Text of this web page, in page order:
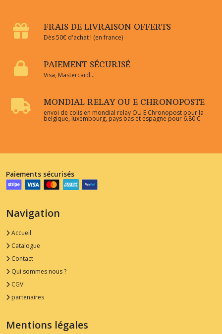
FRAIS DE LIVRAISON OFFERTS
Dès 50€ d'achat ! (en france)
PAIEMENT SÉCURISÉ
Visa, Mastercard...
MONDIAL RELAY OU E CHRONOPOSTE
envoi de colis en mondial relay OU E Chronopost pour la
belgique, luxembourg, pays bas et espagne pour 6.80 €
Paiements sécurisés
Navigation
Accueil
Catalogue
Contact
Qui sommes nous ?
CGV
partenaires
Mentions légales